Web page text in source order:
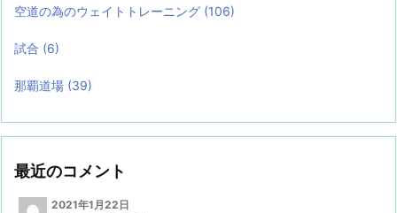
空道の為のウェイトトレーニング (106)
試合 (6)
那覇道場 (39)
最近のコメント
2021年1月22日